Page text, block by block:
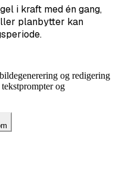
i kraft med én gang,
planbytter kan
og redigering
og